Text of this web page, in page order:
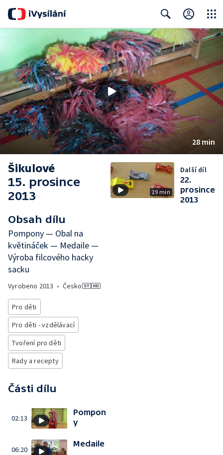
Search Close
28 min
Šikulové
15. prosince
2013
Obsah dílu
Pompony — Obal na
květináček — Medaile —
Výroba filcového hacky
sacku
Vyrobeno 2013 • Česko
Pro děti
Pro děti - vzdělávací
Tvoření pro děti
Rady a recepty
Části dílu
02:13
Pompon
y
06:20
Medaile
29 min
Další díl
22.
prosince
2013